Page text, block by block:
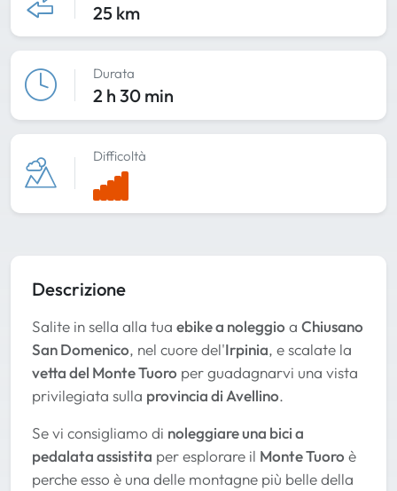
25 km
Durata
2 h 30 min
Difficoltà
Descrizione
Salite in sella alla tua ebike a noleggio a Chiusano
San Domenico, nel cuore del'Irpinia, e scalate la
vetta del Monte Tuoro per guadagnarvi una vista
privilegiata sulla provincia di Avellino.
Se vi consigliamo di noleggiare una bici a
pedalata assistita per esplorare il Monte Tuoro è
perche esso è una delle montagne più belle della